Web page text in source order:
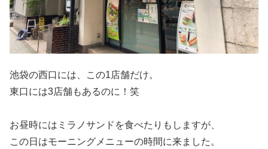
池袋の西口には、この1店舗だけ。
東口には3店舗もあるのに！笑
お昼時にはミラノサンドを食べたりもしますが、
この日はモーニングメニューの時間に来ました。